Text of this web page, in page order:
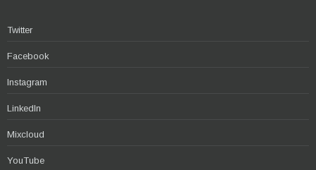
Twitter
Facebook
Instagram
LinkedIn
Mixcloud
YouTube